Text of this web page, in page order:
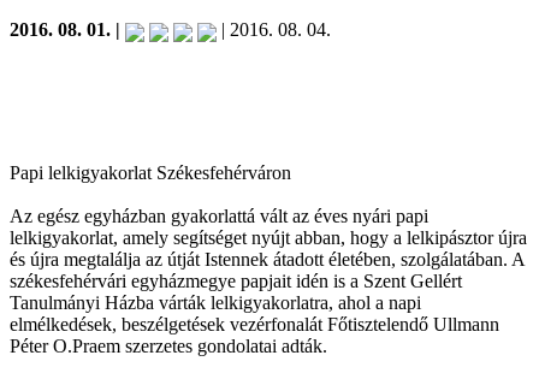
2016. 08. 01. | | 2016. 08. 04.
Papi lelkigyakorlat Székesfehérváron
Az egész egyházban gyakorlattá vált az éves nyári papi
lelkigyakorlat, amely segítséget nyújt abban, hogy a lelkipásztor újra
és újra megtalálja az útját Istennek átadott életében, szolgálatában. A
székesfehérvári egyházmegye papjait idén is a Szent Gellért
Tanulmányi Házba várták lelkigyakorlatra, ahol a napi
elmélkedések, beszélgetések vezérfonalát Főtisztelendő Ullmann
Péter O.Praem szerzetes gondolatai adták.